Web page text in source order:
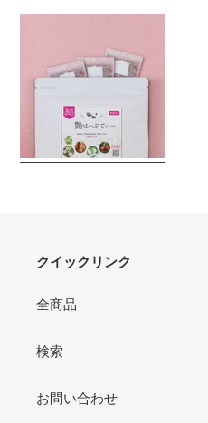
クイックリンク
全商品
検索
お問い合わせ